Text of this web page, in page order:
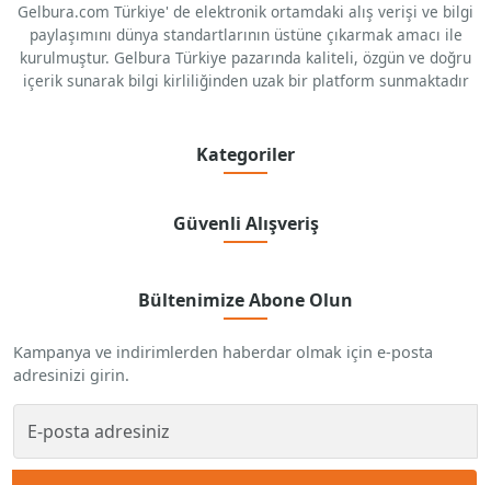
Gelbura.com Türkiye' de elektronik ortamdaki alış verişi ve bilgi
paylaşımını dünya standartlarının üstüne çıkarmak amacı ile
kurulmuştur. Gelbura Türkiye pazarında kaliteli, özgün ve doğru
içerik sunarak bilgi kirliliğinden uzak bir platform sunmaktadır
Kategoriler
Güvenli Alışveriş
Bültenimize Abone Olun
Kampanya ve indirimlerden haberdar olmak için e-posta
adresinizi girin.